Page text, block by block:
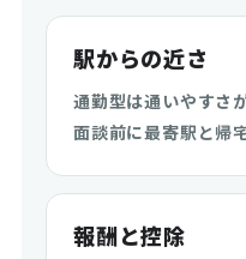
駅からの近さ
通勤型は通いやすさ
面談前に最寄駅と帰
報酬と控除